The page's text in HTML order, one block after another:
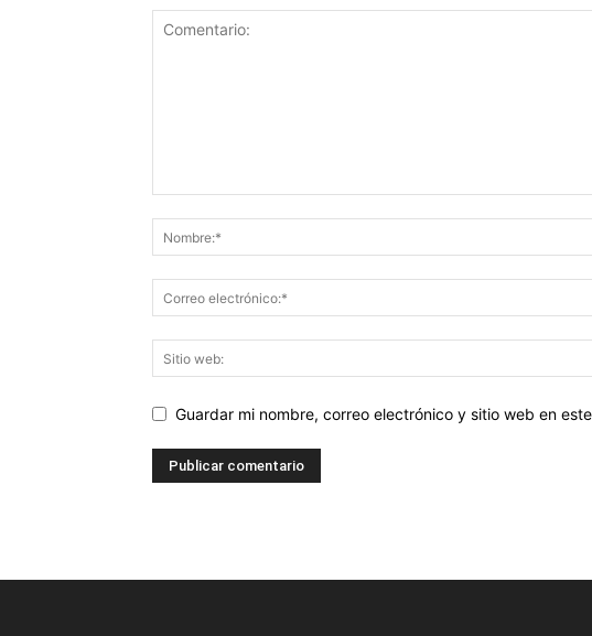
Guardar mi nombre, correo electrónico y sitio web en